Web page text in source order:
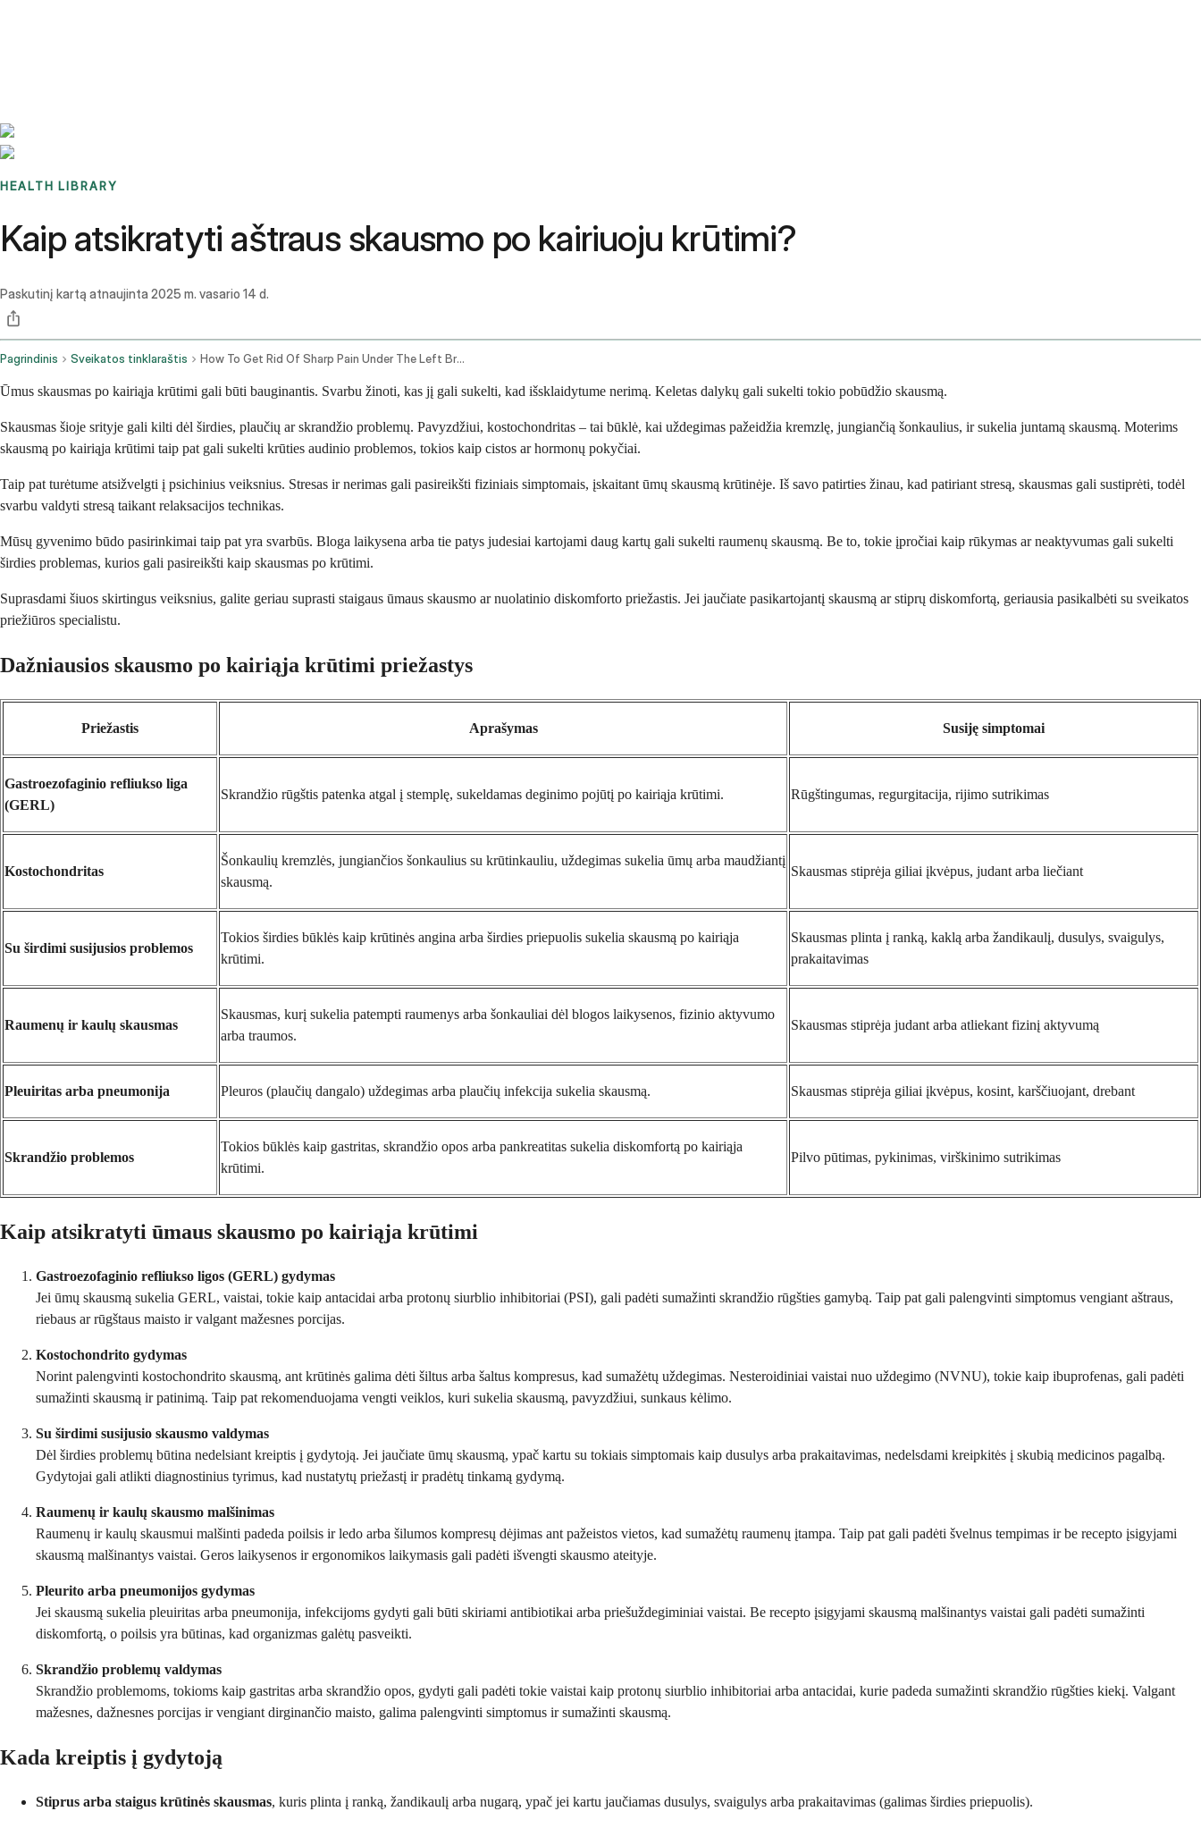
HEALTH LIBRARY
Kaip atsikratyti aštraus skausmo po kairiuoju krūtimi?
Paskutinį kartą atnaujinta 2025 m. vasario 14 d.
Pagrindinis Sveikatos tinklaraštis How To Get Rid Of Sharp Pain Under The Left Breast
Ūmus skausmas po kairiąja krūtimi gali būti bauginantis. Svarbu žinoti, kas jį gali sukelti, kad išsklaidytume nerimą. Keletas dalykų gali sukelti tokio pobūdžio skausmą.
Skausmas šioje srityje gali kilti dėl širdies, plaučių ar skrandžio problemų. Pavyzdžiui, kostochondritas – tai būklė, kai uždegimas pažeidžia kremzlę, jungiančią šonkaulius, ir sukelia juntamą skausmą. Moterims
skausmą po kairiąja krūtimi taip pat gali sukelti krūties audinio problemos, tokios kaip cistos ar hormonų pokyčiai.
Taip pat turėtume atsižvelgti į psichinius veiksnius. Stresas ir nerimas gali pasireikšti fiziniais simptomais, įskaitant ūmų skausmą krūtinėje. Iš savo patirties žinau, kad patiriant stresą, skausmas gali sustiprėti, todėl
svarbu valdyti stresą taikant relaksacijos technikas.
Mūsų gyvenimo būdo pasirinkimai taip pat yra svarbūs. Bloga laikysena arba tie patys judesiai kartojami daug kartų gali sukelti raumenų skausmą. Be to, tokie įpročiai kaip rūkymas ar neaktyvumas gali sukelti
širdies problemas, kurios gali pasireikšti kaip skausmas po krūtimi.
Suprasdami šiuos skirtingus veiksnius, galite geriau suprasti staigaus ūmaus skausmo ar nuolatinio diskomforto priežastis. Jei jaučiate pasikartojantį skausmą ar stiprų diskomfortą, geriausia pasikalbėti su sveikatos
priežiūros specialistu.
Dažniausios skausmo po kairiąja krūtimi priežastys
Priežastis Aprašymas Susiję simptomai
Gastroezofaginio refliukso liga
(GERL)
Skrandžio rūgštis patenka atgal į stemplę, sukeldamas deginimo pojūtį po kairiąja krūtimi. Rūgštingumas, regurgitacija, rijimo sutrikimas
Kostochondritas
Šonkaulių kremzlės, jungiančios šonkaulius su krūtinkauliu, uždegimas sukelia ūmų arba maudžiantį
skausmą.
Skausmas stiprėja giliai įkvėpus, judant arba liečiant
Su širdimi susijusios problemos
Tokios širdies būklės kaip krūtinės angina arba širdies priepuolis sukelia skausmą po kairiąja
krūtimi.
Skausmas plinta į ranką, kaklą arba žandikaulį, dusulys, svaigulys,
prakaitavimas
Raumenų ir kaulų skausmas
Skausmas, kurį sukelia patempti raumenys arba šonkauliai dėl blogos laikysenos, fizinio aktyvumo
arba traumos.
Skausmas stiprėja judant arba atliekant fizinį aktyvumą
Pleuiritas arba pneumonija Pleuros (plaučių dangalo) uždegimas arba plaučių infekcija sukelia skausmą. Skausmas stiprėja giliai įkvėpus, kosint, karščiuojant, drebant
Skrandžio problemos
Tokios būklės kaip gastritas, skrandžio opos arba pankreatitas sukelia diskomfortą po kairiąja
krūtimi.
Pilvo pūtimas, pykinimas, virškinimo sutrikimas
Kaip atsikratyti ūmaus skausmo po kairiąja krūtimi
Gastroezofaginio refliukso ligos (GERL) gydymas
Jei ūmų skausmą sukelia GERL, vaistai, tokie kaip antacidai arba protonų siurblio inhibitoriai (PSI), gali padėti sumažinti skrandžio rūgšties gamybą. Taip pat gali palengvinti simptomus vengiant aštraus,
riebaus ar rūgštaus maisto ir valgant mažesnes porcijas.
Kostochondrito gydymas
Norint palengvinti kostochondrito skausmą, ant krūtinės galima dėti šiltus arba šaltus kompresus, kad sumažėtų uždegimas. Nesteroidiniai vaistai nuo uždegimo (NVNU), tokie kaip ibuprofenas, gali padėti
sumažinti skausmą ir patinimą. Taip pat rekomenduojama vengti veiklos, kuri sukelia skausmą, pavyzdžiui, sunkaus kėlimo.
Su širdimi susijusio skausmo valdymas
Dėl širdies problemų būtina nedelsiant kreiptis į gydytoją. Jei jaučiate ūmų skausmą, ypač kartu su tokiais simptomais kaip dusulys arba prakaitavimas, nedelsdami kreipkitės į skubią medicinos pagalbą.
Gydytojai gali atlikti diagnostinius tyrimus, kad nustatytų priežastį ir pradėtų tinkamą gydymą.
Raumenų ir kaulų skausmo malšinimas
Raumenų ir kaulų skausmui malšinti padeda poilsis ir ledo arba šilumos kompresų dėjimas ant pažeistos vietos, kad sumažėtų raumenų įtampa. Taip pat gali padėti švelnus tempimas ir be recepto įsigyjami
skausmą malšinantys vaistai. Geros laikysenos ir ergonomikos laikymasis gali padėti išvengti skausmo ateityje.
Pleurito arba pneumonijos gydymas
Jei skausmą sukelia pleuiritas arba pneumonija, infekcijoms gydyti gali būti skiriami antibiotikai arba priešuždegiminiai vaistai. Be recepto įsigyjami skausmą malšinantys vaistai gali padėti sumažinti
diskomfortą, o poilsis yra būtinas, kad organizmas galėtų pasveikti.
Skrandžio problemų valdymas
Skrandžio problemoms, tokioms kaip gastritas arba skrandžio opos, gydyti gali padėti tokie vaistai kaip protonų siurblio inhibitoriai arba antacidai, kurie padeda sumažinti skrandžio rūgšties kiekį. Valgant
mažesnes, dažnesnes porcijas ir vengiant dirginančio maisto, galima palengvinti simptomus ir sumažinti skausmą.
Kada kreiptis į gydytoją
Stiprus arba staigus krūtinės skausmas, kuris plinta į ranką, žandikaulį arba nugarą, ypač jei kartu jaučiamas dusulys, svaigulys arba prakaitavimas (galimas širdies priepuolis).